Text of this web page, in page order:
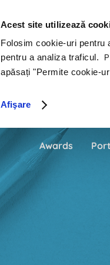
Acest site utilizează
Folosim cookie-uri pentru
pentru a analiza traficul.
apăsați "Permite cookie-
Afişare
Awards